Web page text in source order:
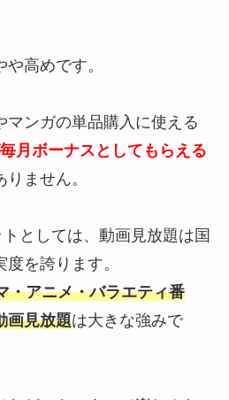
高めです。
マンガの単品購入に使える
月ボーナスとしてもらえる
ません。
トとしては、動画見放題は国
を誇ります。
・アニメ・バラエティ番
画見放題は大きな強みで